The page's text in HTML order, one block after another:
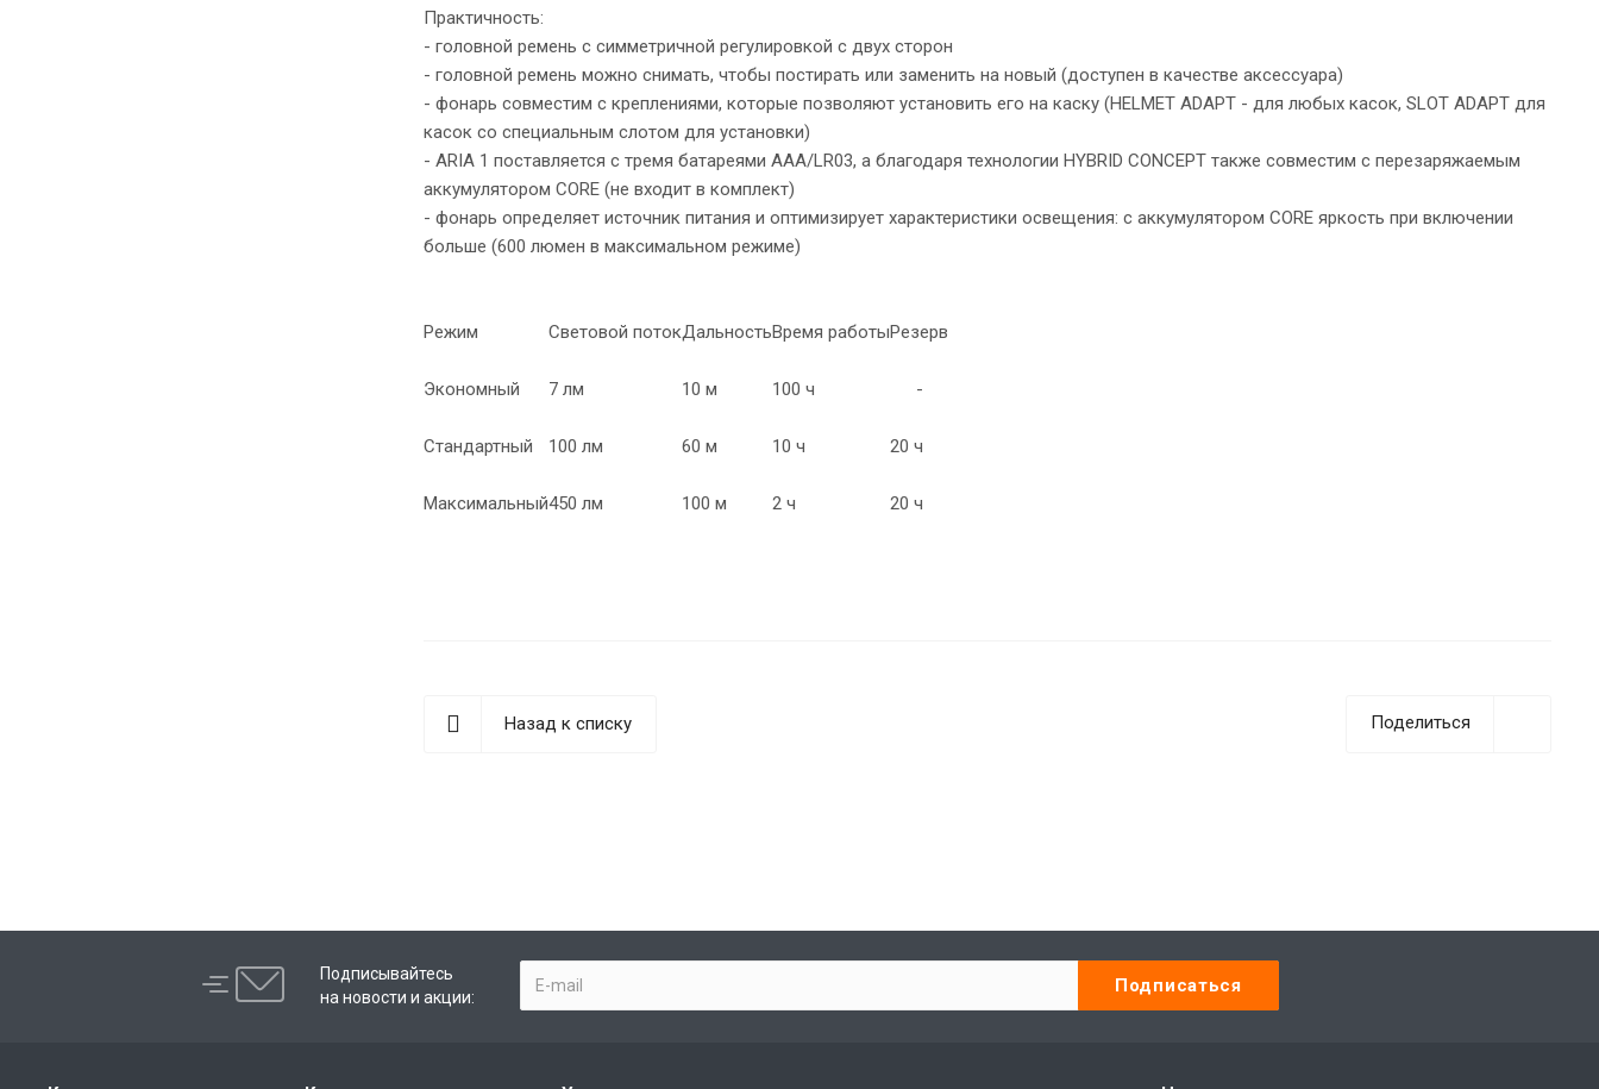
Практичность:
- головной ремень с симметричной регулировкой с двух сторон
- головной ремень можно снимать, чтобы постирать или заменить на новый (доступен в качестве аксессуара)
- фонарь совместим с креплениями, которые позволяют установить его на каску (HELMET ADAPT - для любых касок, SLOT ADAPT для
касок со специальным слотом для установки)
- ARIA 1 поставляется с тремя батареями AAA/LR03, а благодаря технологии HYBRID CONCEPT также совместим с перезаряжаемым
аккумулятором CORE (не входит в комплект)
- фонарь определяет источник питания и оптимизирует характеристики освещения: с аккумулятором CORE яркость при включении
больше (600 люмен в максимальном режиме)
Режим Световой потокДальностьВремя работыРезерв
Экономный 7 лм 10 м 100 ч -
Стандартный 100 лм 60 м 10 ч 20 ч
Максимальный450 лм 100 м 2 ч 20 ч
Поделиться
Назад к списку
Подписывайтесь
на новости и акции: